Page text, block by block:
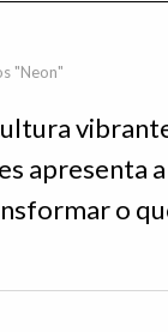
"Neon"
apresenta
o